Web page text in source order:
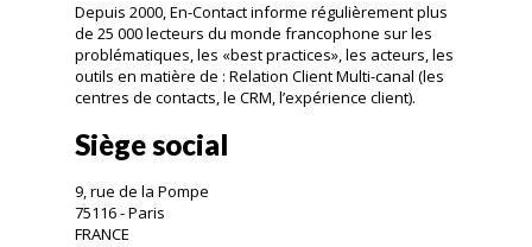
Depuis 2000, En-Contact informe régulièrement plus
de 25 000 lecteurs du monde francophone sur les
problématiques, les «best practices», les acteurs, les
outils en matière de : Relation Client Multi-canal (les
centres de contacts, le CRM, l’expérience client).
Siège social
9, rue de la Pompe
75116 - Paris
FRANCE